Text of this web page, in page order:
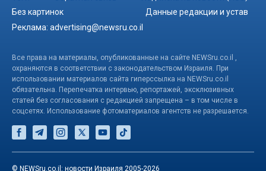
Без картинок
Данные редакции и устав
Реклама: advertising@newsru.co.il
Все права на материалы, опубликованные на сайте NEWSru.co.il ,
охраняются в соответствии с законодательством Израиля. При
использовании материалов сайта гиперссылка на NEWSru.co.il
обязательна. Перепечатка интервью, репортажей, эксклюзивных
статей без согласования с редакцией запрещена – в том числе в
соцсетях. Использование фотоматериалов агентств не разрешается.
© NEWSru.co.il: новости Израиля 2005-2026